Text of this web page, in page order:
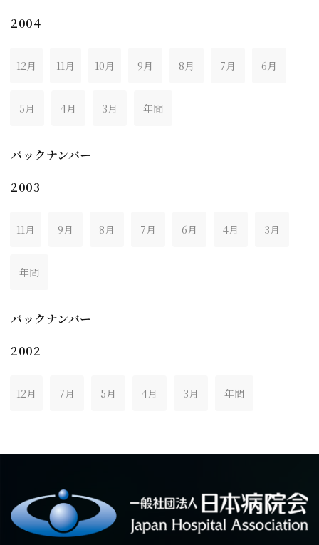
2004
12月 11月 10月 9月 8月 7月 6月
5月 4月 3月 年間
バックナンバー
2003
11月 9月 8月 7月 6月 4月 3月
年間
バックナンバー
2002
12月 7月 5月 4月 3月 年間